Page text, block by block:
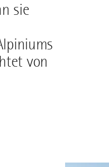
sie
von